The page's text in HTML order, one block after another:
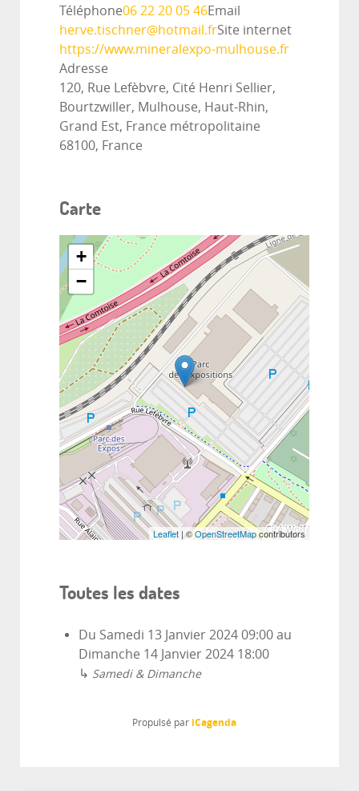
Téléphone06 22 20 05 46Email
herve.tischner@hotmail.frSite internet
https://www.mineralexpo-mulhouse.fr
Adresse
120, Rue Lefèbvre, Cité Henri Sellier,
Bourtzwiller, Mulhouse, Haut-Rhin,
Grand Est, France métropolitaine
68100, France
Carte
+
−
Leaflet | ©OpenStreetMapcontributors
Toutes les dates
Du Samedi 13 Janvier 2024 09:00 au
Dimanche 14 Janvier 2024 18:00
↳ Samedi & Dimanche
Propulsé par iCagenda